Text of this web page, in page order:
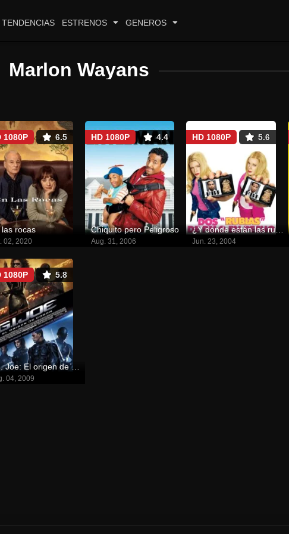
TENDENCIAS ESTRENOS GENEROS
Marlon Wayans
6.5
1080P
las rocas
02, 2020
4.4
HD 1080P
Chiquito pero Peligroso
Aug. 31, 2006
5.6
HD 1080P
¿Y dónde están las rubias?
Jun. 23, 2004
5.8
1080P
G.I. Joe: El origen de Cobra
04, 2009